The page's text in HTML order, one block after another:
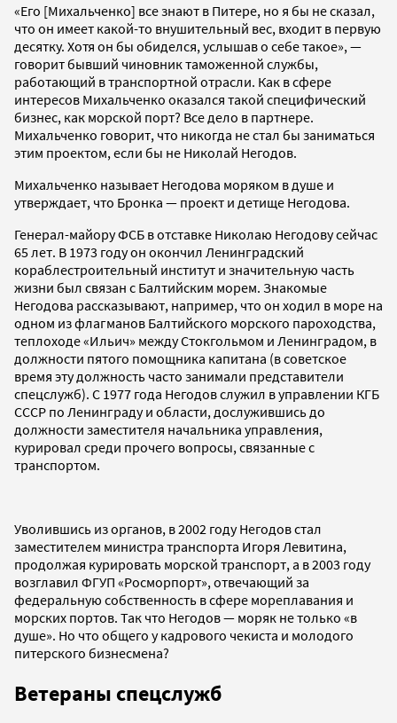
«Его [Михальченко] все знают в Питере, но я бы не сказал,
что он имеет какой-то внушительный вес, входит в первую
десятку. Хотя он бы обиделся, услышав о себе такое», —
говорит бывший чиновник таможенной службы,
работающий в транспортной отрасли. Как в сфере
интересов Михальченко оказался такой специфический
бизнес, как морской порт? Все дело в партнере.
Михальченко говорит, что никогда не стал бы заниматься
этим проектом, если бы не Николай Негодов.
Михальченко называет Негодова моряком в душе и
утверждает, что Бронка — проект и детище Негодова.
Генерал-майору ФСБ в отставке Николаю Негодову сейчас
65 лет. В 1973 году он окончил Ленинградский
кораблестроительный институт и значительную часть
жизни был связан с Балтийским морем. Знакомые
Негодова рассказывают, например, что он ходил в море на
одном из флагманов Балтийского морского пароходства,
теплоходе «Ильич» между Стокгольмом и Ленинградом, в
должности пятого помощника капитана (в советское
время эту должность часто занимали представители
спецслужб). С 1977 года Негодов служил в управлении КГБ
СССР по Ленинграду и области, дослужившись до
должности заместителя начальника управления,
курировал среди прочего вопросы, связанные с
транспортом.
Уволившись из органов, в 2002 году Негодов стал
заместителем министра транспорта Игоря Левитина,
продолжая курировать морской транспорт, а в 2003 году
возглавил ФГУП «Росморпорт», отвечающий за
федеральную собственность в сфере мореплавания и
морских портов. Так что Негодов — моряк не только «в
душе». Но что общего у кадрового чекиста и молодого
питерского бизнесмена?
Ветераны спецслужб